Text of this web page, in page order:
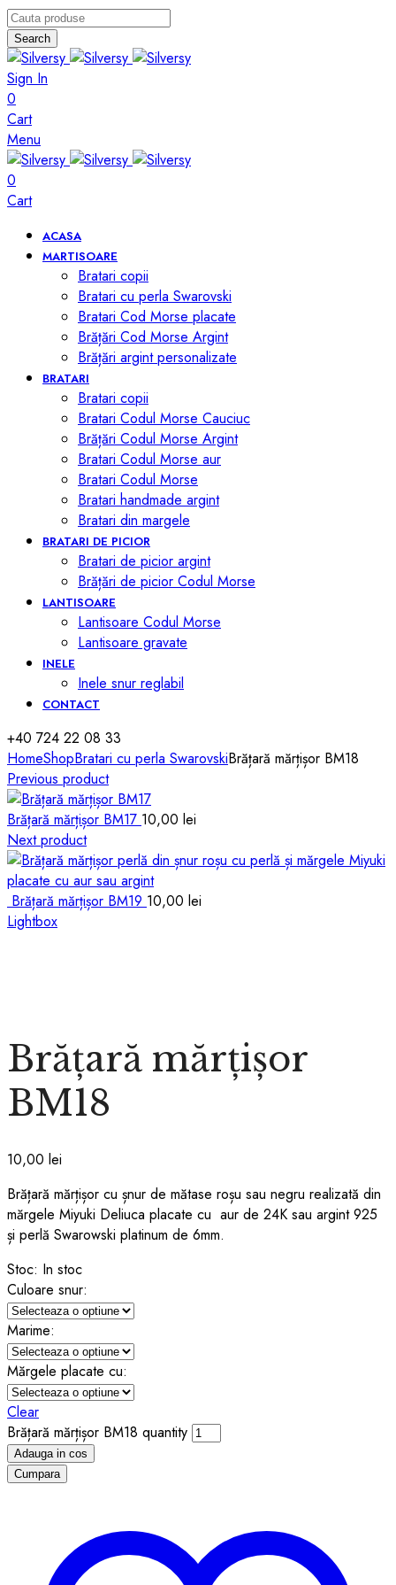
Search
Sign In
0
Cart
Menu
0
Cart
ACASA
MARTISOARE
Bratari copii
Bratari cu perla Swarovski
Bratari Cod Morse placate
Brățări Cod Morse Argint
Brățări argint personalizate
BRATARI
Bratari copii
Bratari Codul Morse Cauciuc
Brățări Codul Morse Argint
Bratari Codul Morse aur
Bratari Codul Morse
Bratari handmade argint
Bratari din margele
BRATARI DE PICIOR
Bratari de picior argint
Brățări de picior Codul Morse
LANTISOARE
Lantisoare Codul Morse
Lantisoare gravate
INELE
Inele snur reglabil
CONTACT
+40 724 22 08 33
HomeShopBratari cu perla SwarovskiBrățară mărțișor BM18
Previous product
Brățară mărțișor BM17 10,00 lei
Next product
Brățară mărțișor BM19 10,00 lei
Lightbox
Brățară mărțișor
BM18
10,00 lei
Brățară mărțișor cu șnur de mătase roșu sau negru realizată din
mărgele Miyuki Deliuca placate cu aur de 24K sau argint 925
și perlă Swarowski platinum de 6mm.
Stoc: In stoc
Culoare snur:
Marime:
Mărgele placate cu:
Clear
Brățară mărțișor BM18 quantity
Adauga in cos
Cumpara